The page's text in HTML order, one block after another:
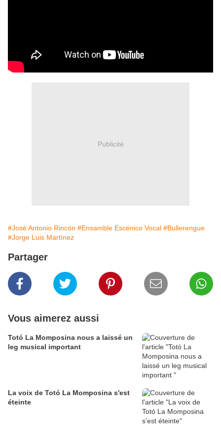
Publicité
#José Antonio Rincón #Ensamble Escénico Vocal #Bullerengue
#Jorge Luis Martínez
Partager
Vous aimerez aussi
Totó La Momposina nous a laissé un
leg musical important
La voix de Totó La Momposina s'est
éteinte